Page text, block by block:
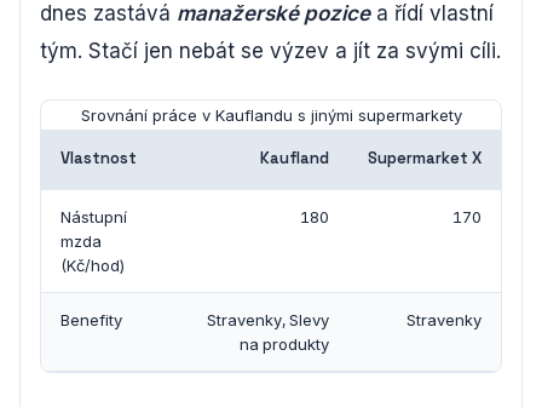
dnes zastává manažerské pozicea řídí vlastní
tým. Stačí jen nebát se výzev a jít za svými cíli.
Srovnání práce v Kauflandu s jinými supermarkety
Vlastnost Kaufland Supermarket X
Nástupní
mzda
(Kč/hod)
180 170
Benefity
Stravenky, Slevy
na produkty
Stravenky